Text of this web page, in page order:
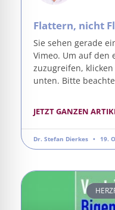
Flattern, nicht
Sie sehen gerade
Vimeo. Um auf den
zuzugreifen,
unten. Bitte
JETZT GANZEN
Dr. Stefan Dierkes 19.